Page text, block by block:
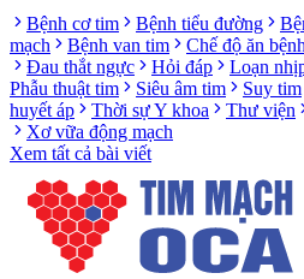
Bệnh cơ tim
Bệnh tiểu đường
mạch
Bệnh van tim Chế độ ăn
Đau thắt ngực
Hỏi đáp Loạn
Phẫu thuật tim
Siêu âm tim Suy tim
huyết áp
Thời sự Y khoa Thư viện
Xơ vữa động mạch
Xem tất cả bài viết